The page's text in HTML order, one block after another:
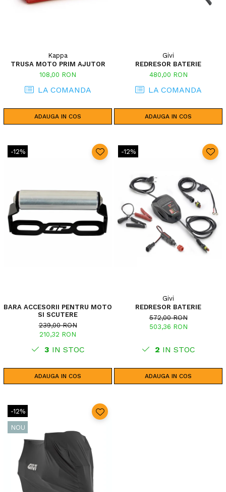
Kappa
TRUSA MOTO PRIM AJUTOR
108,00 RON
LA COMANDA
ADAUGA IN COS
Givi
REDRESOR BATERIE
480,00 RON
LA COMANDA
ADAUGA IN COS
-12%
BARA ACCESORII PENTRU MOTO
SI SCUTERE
239,00 RON
210,32 RON
3 IN STOC
ADAUGA IN COS
-12%
Givi
REDRESOR BATERIE
572,00 RON
503,36 RON
2 IN STOC
ADAUGA IN COS
-12%
NOU